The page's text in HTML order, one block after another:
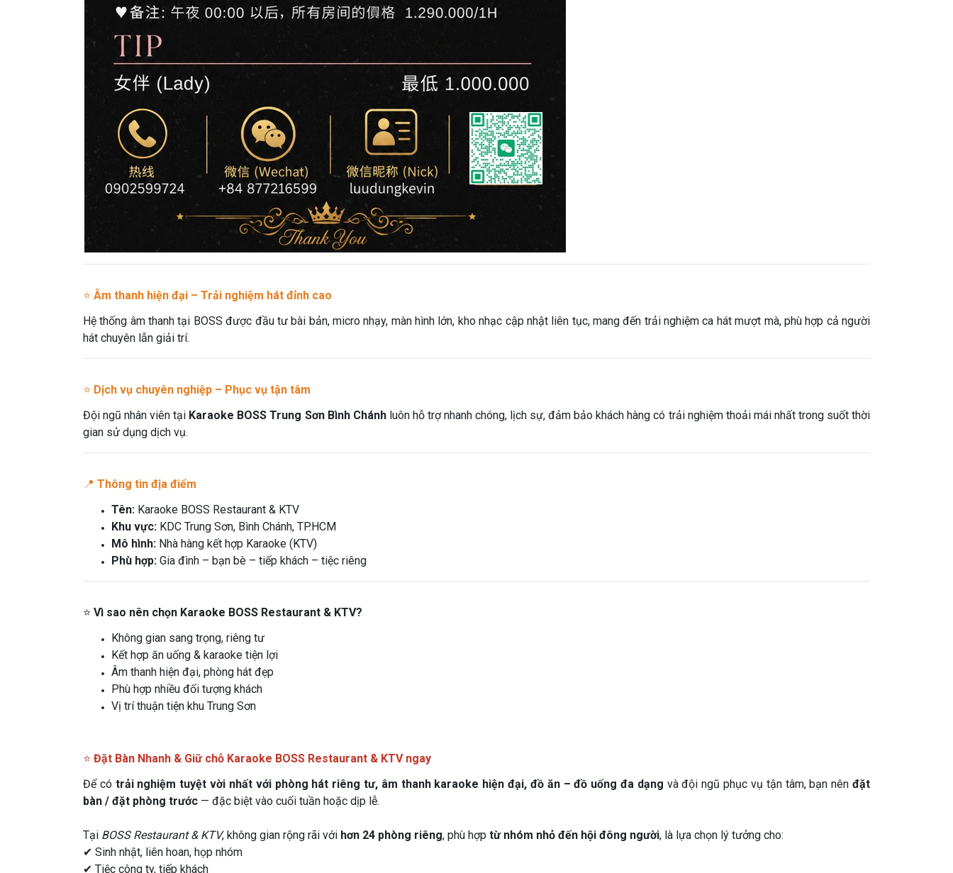
⭐ Âm thanh hiện đại – Trải nghiệm hát đỉnh cao
Hệ thống âm thanh tại BOSS được đầu tư bài bản, micro nhạy, màn hình lớn, kho nhạc cập nhật liên tục, mang đến trải nghiệm ca hát mượt mà, phù hợp cả người
hát chuyên lẫn giải trí.
⭐ Dịch vụ chuyên nghiệp – Phục vụ tận tâm
Đội ngũ nhân viên tại Karaoke BOSS Trung Sơn Bình Chánhluôn hỗ trợ nhanh chóng, lịch sự, đảm bảo khách hàng có trải nghiệm thoải mái nhất trong suốt thời
gian sử dụng dịch vụ.
📍 Thông tin địa điểm
Tên: Karaoke BOSS Restaurant & KTV
Khu vực: KDC Trung Sơn, Bình Chánh, TP.HCM
Mô hình: Nhà hàng kết hợp Karaoke (KTV)
Phù hợp: Gia đình – bạn bè – tiếp khách – tiệc riêng
⭐ Vì sao nên chọn Karaoke BOSS Restaurant & KTV?
Không gian sang trọng, riêng tư
Kết hợp ăn uống & karaoke tiện lợi
Âm thanh hiện đại, phòng hát đẹp
Phù hợp nhiều đối tượng khách
Vị trí thuận tiện khu Trung Sơn
⭐ Đặt Bàn Nhanh & Giữ chỗ Karaoke BOSS Restaurant & KTV ngay
Để có trải nghiệm tuyệt vời nhất với phòng hát riêng tư, âm thanh karaoke hiện đại, đồ ăn – đồ uống đa dạng và đội ngũ phục vụ tận tâm, bạn nênđặt
bàn / đặt phòng trước — đặc biệt vào cuối tuần hoặc dịp lễ.
Tại BOSS Restaurant & KTV, không gian rộng rãi với hơn 24 phòng riêng, phù hợp từ nhóm nhỏ đến hội đông người, là lựa chọn lý tưởng cho:
✔ Sinh nhật, liên hoan, họp nhóm
✔ Tiệc công ty, tiếp khách